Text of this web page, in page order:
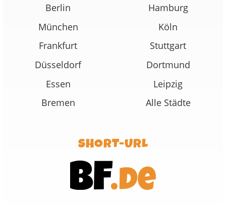
Berlin
Hamburg
München
Köln
Frankfurt
Stuttgart
Düsseldorf
Dortmund
Essen
Leipzig
Bremen
Alle Städte
SHORT-URL